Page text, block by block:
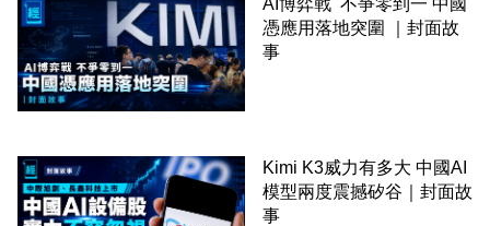
憑應用落地突圍 ｜封面故
事
Kimi K3威力有多大 中國AI
模型兩度震撼矽谷｜封面故
事